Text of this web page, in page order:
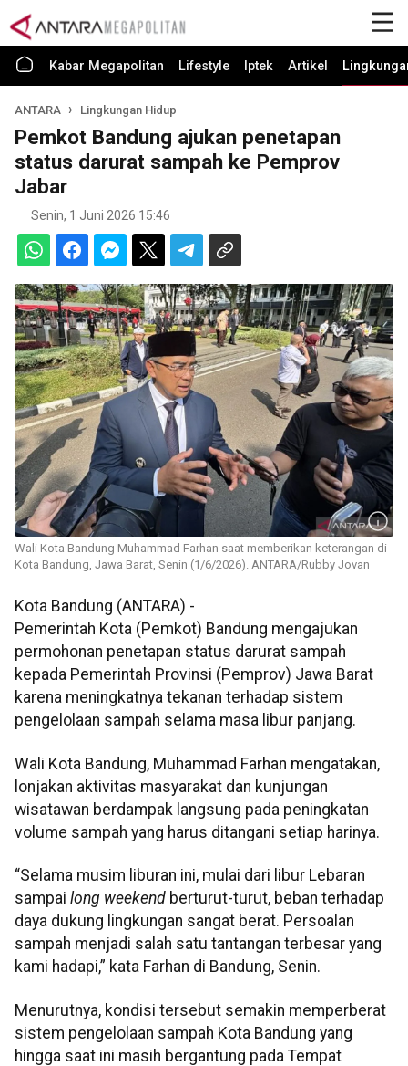
Kabar Megapolitan Lifestyle Iptek Artikel
ANTARA Lingkungan Hidup
Pemkot Bandung ajukan penetapan
status darurat sampah ke Pemprov
Jabar
Senin, 1 Juni 2026 15:46
Wali Kota Bandung Muhammad Farhan saat memberikan keterangan di
Kota Bandung, Jawa Barat, Senin (1/6/2026). ANTARA/Rubby Jovan
Kota Bandung (ANTARA) -
Pemerintah Kota (Pemkot) Bandung mengajukan
permohonan penetapan status darurat sampah
kepada Pemerintah Provinsi (Pemprov) Jawa Barat
karena meningkatnya tekanan terhadap sistem
pengelolaan sampah selama masa libur panjang.
Wali Kota Bandung, Muhammad Farhan mengatakan,
lonjakan aktivitas masyarakat dan kunjungan
wisatawan berdampak langsung pada peningkatan
volume sampah yang harus ditangani setiap harinya.
“Selama musim liburan ini, mulai dari libur Lebaran
sampai long weekend berturut-turut, beban terhadap
daya dukung lingkungan sangat berat. Persoalan
sampah menjadi salah satu tantangan terbesar yang
kami hadapi,” kata Farhan di Bandung, Senin.
Menurutnya, kondisi tersebut semakin memperberat
sistem pengelolaan sampah Kota Bandung yang
hingga saat ini masih bergantung pada Tempat